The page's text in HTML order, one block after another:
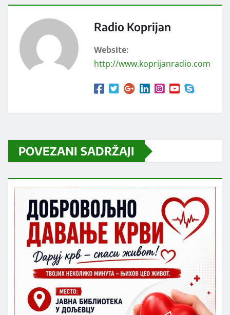
Radio Koprijan
Website:
http://www.koprijanradio.com
POVEZANI SADRŽAJI